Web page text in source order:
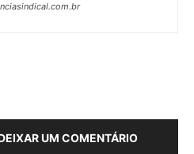
UM COMENTÁRIO